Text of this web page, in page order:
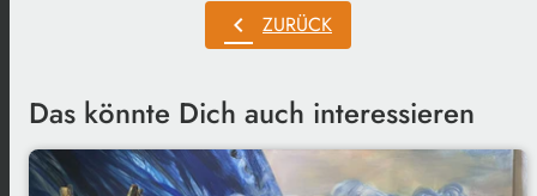
chevron_left ZURÜCK
Das könnte Dich auch interessieren